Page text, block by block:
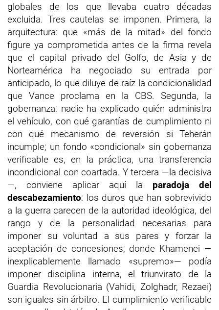
globales de los que llevaba cuatro décadas
excluida. Tres cautelas se imponen. Primera, la
arquitectura: que «más de la mitad» del fondo
figure ya comprometida antes de la firma revela
que el capital privado del Golfo, de Asia y de
Norteamérica ha negociado su entrada por
anticipado, lo que diluye de raíz la condicionalidad
que Vance proclama en la CBS. Segunda, la
gobernanza: nadie ha explicado quién administra
el vehículo, con qué garantías de cumplimiento ni
con qué mecanismo de reversión si Teherán
incumple; un fondo «condicional» sin gobernanza
verificable es, en la práctica, una transferencia
incondicional con coartada. Y tercera —la decisiva
—, conviene aplicar aquí la paradoja del
descabezamiento: los duros que han sobrevivido
a la guerra carecen de la autoridad ideológica, del
rango y de la personalidad necesarias para
imponer su voluntad a sus pares y forzar la
aceptación de concesiones; donde Khamenei —
inexplicablemente llamado «supremo»— podía
imponer disciplina interna, el triunvirato de la
Guardia Revolucionaria (Vahidi, Zolghadr, Rezaei)
son iguales sin árbitro. El cumplimiento verificable